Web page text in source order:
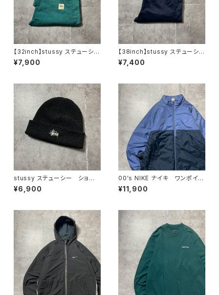
【32inch】stussy ステューシ
ー ジッパーフライ グリー
ン ダブルニー ワークパンツ
¥7,900
【38inch】stussy ステューシ
ー ジッパーフライ SSリン
ク 刺繍ロゴ ネイビー クロ
¥7,400
stussy ステューシー ショー
ンフォント 刺繍ロゴ アクリル
100% ブラック 黒 ニット
¥6,900
00's NIKE ナイキ ワンポイン
ト ラベルロゴ バイカラー
中綿 ナイロンジャケット
¥11,900